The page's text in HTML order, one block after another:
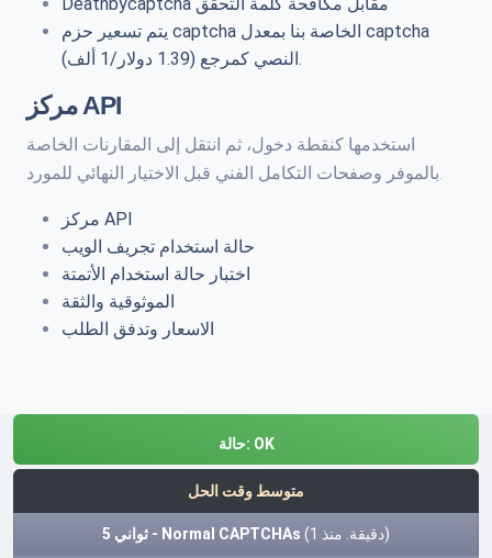
يتم تسعير حزم captcha الخاصة بنا بمعدل captcha
النصي كمرجع (1.39 دولار/1 ألف).
مركز API
استخدمها كنقطة دخول، ثم انتقل إلى المقارنات الخاصة
بالموفر وصفحات التكامل الفني قبل الاختيار النهائي للمورد.
مركز API
حالة استخدام تجريف الويب
اختبار حالة استخدام الأتمتة
الموثوقية والثقة
الاسعار وتدفق الطلب
حالة: OK
متوسط وقت الحل
5 ثواني - Normal CAPTCHAs (1 دقيقة. منذ)